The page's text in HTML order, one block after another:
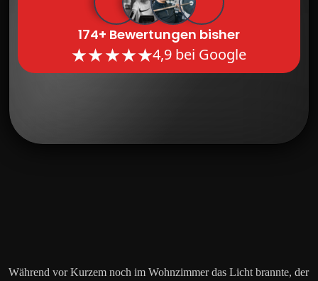
174+ Bewertungen bisher
4,9 bei Google
Während vor Kurzem noch im Wohnzimmer das Licht brannte, der